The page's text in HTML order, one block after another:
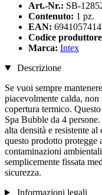
Art.-Nr.: SB-
Contenuto: 1 pz.
EAN:
Codice
Marca: Intex
Descrizione
Se vuoi sempre
piacevolmente calda,
copertura termico.
Spa Bubble da 4
alta densità e resistente
questo prodotto protegge
contaminazioni
semplicemente fissata
sicurezza.
Informazioni legali